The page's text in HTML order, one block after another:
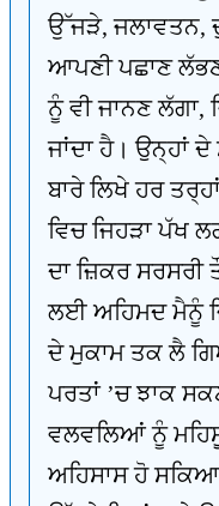
ਉੱਜੜੇ, ਜਲਾਵਤਨ,
ਆਪਣੀ ਪਛਾਣ
ਨੂੰ ਵੀ ਜਾਨਣ ਲੱਗਾ,
ਜਾਂਦਾ ਹੈ। ਉਨ੍ਹਾਂ ਦੇ
ਬਾਰੇ ਲਿਖੇ ਹਰ
ਵਿਚ ਜਿਹੜਾ ਪੱਖ
ਦਾ ਜ਼ਿਕਰ ਸਰਸਰੀ
ਲਈ ਅਹਿਮਦ ਮੈਨੂੰ
ਦੇ ਮੁਕਾਮ ਤਕ ਲੈ
ਪਰਤਾਂ ’ਚ ਝਾਕ
ਵਲਵਲਿਆਂ ਨੂੰ
ਅਹਿਸਾਸ ਹੋ